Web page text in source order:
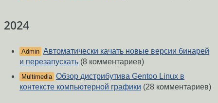
2024
Admin Автоматически качать новые версии бинарей
и перезапускать (8 комментариев)
Multimedia Обзор дистрибутива Gentoo Linux в
контексте компьютерной графики (28 комментариев)